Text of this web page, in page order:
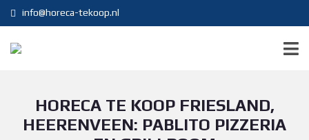
info@horeca-tekoop.nl
HORECA TE KOOP FRIESLAND,
HEERENVEEN: PABLITO PIZZERIA